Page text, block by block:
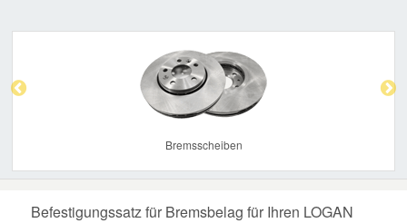
Bremsscheiben
Befestigungssatz für Bremsbelag für Ihren LOGAN